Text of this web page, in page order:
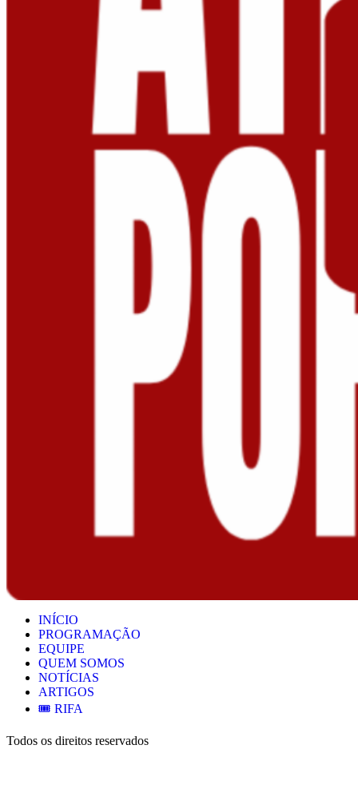
INÍCIO
PROGRAMAÇÃO
EQUIPE
QUEM SOMOS
NOTÍCIAS
ARTIGOS
🎟️ RIFA
Todos os direitos reservados